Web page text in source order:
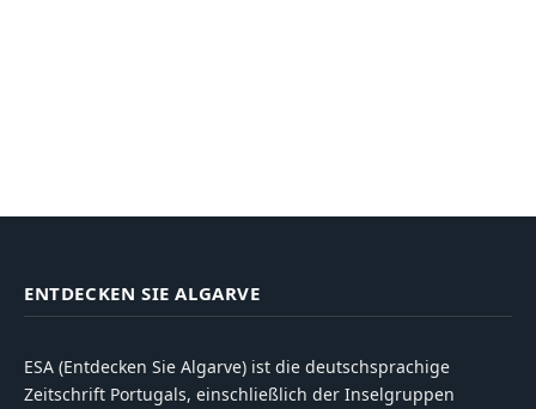
ENTDECKEN SIE ALGARVE
ESA (Entdecken Sie Algarve) ist die deutschsprachige
Zeitschrift Portugals, einschließlich der Inselgruppen